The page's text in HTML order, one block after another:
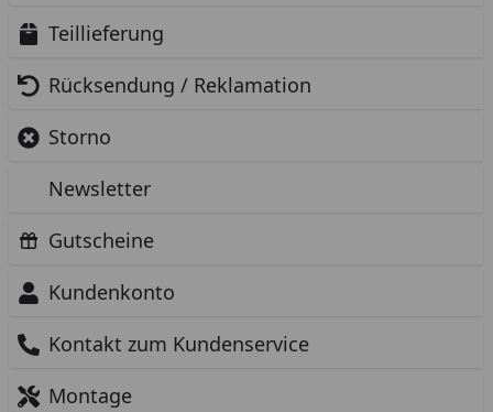
Teillieferung
Rücksendung / Reklamation
Storno
Newsletter
Gutscheine
Kundenkonto
Kontakt zum Kundenservice
Montage